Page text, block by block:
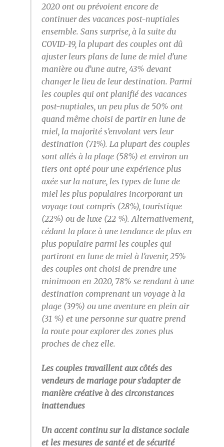
2020 ont ou prévoient encore de
continuer des vacances post-nuptiales
ensemble. Sans surprise, à la suite du
COVID-19, la plupart des couples ont dû
ajuster leurs plans de lune de miel d’une
manière ou d’une autre, 43% devant
changer le lieu de leur destination. Parmi
les couples qui ont planifié des vacances
post-nuptiales, un peu plus de 50% ont
quand même choisi de partir en lune de
miel, la majorité s’envolant vers leur
destination (71%). La plupart des couples
sont allés à la plage (58%) et environ un
tiers ont opté pour une expérience plus
axée sur la nature, les types de lune de
miel les plus populaires incorporant un
voyage tout compris (28%), touristique
(22%) ou de luxe (22 %). Alternativement,
cédant la place à une tendance de plus en
plus populaire parmi les couples qui
partiront en lune de miel à l’avenir, 25%
des couples ont choisi de prendre une
minimoon en 2020, 78% se rendant à une
destination comprenant un voyage à la
plage (39%) ou une aventure en plein air
(31 %) et une personne sur quatre prend
la route pour explorer des zones plus
proches de chez elle.
Les couples travaillent aux côtés des
vendeurs de mariage pour s’adapter de
manière créative à des circonstances
inattendues
Un accent continu sur la distance sociale
et les mesures de santé et de sécurité